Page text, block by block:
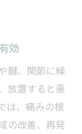
効
腱、関節に繰
放置すると悪
は、痛みの根
の改善、再発